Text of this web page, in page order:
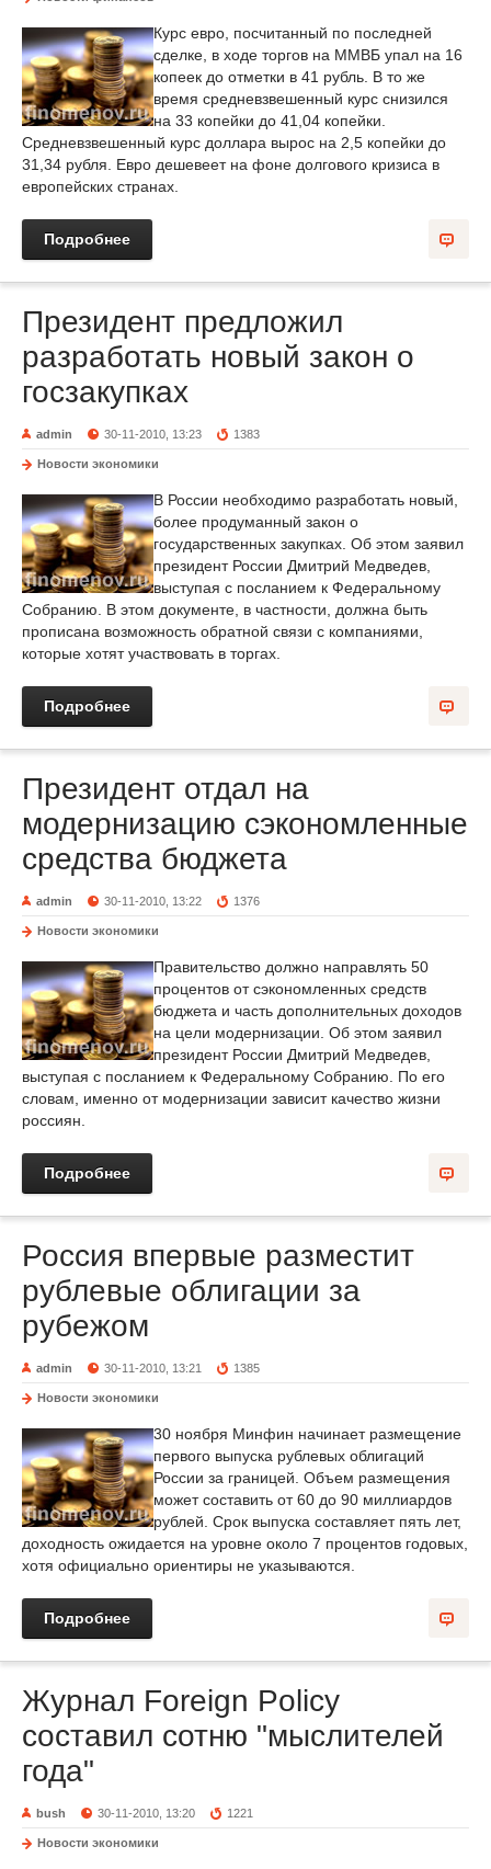
Курс евро, посчитанный по последней
сделке, в ходе торгов на ММВБ упал на 16
копеек до отметки в 41 рубль. В то же
время средневзвешенный курс снизился
на 33 копейки до 41,04 копейки.
Средневзвешенный курс доллара вырос на 2,5 копейки до
31,34 рубля. Евро дешевеет на фоне долгового кризиса в
европейских странах.
Подробнее
Президент предложил
разработать новый закон о
госзакупках
admin 30-11-2010, 13:23 1383
Новости экономики
В России необходимо разработать новый,
более продуманный закон о
государственных закупках. Об этом заявил
президент России Дмитрий Медведев,
выступая с посланием к Федеральному
Собранию. В этом документе, в частности, должна быть
прописана возможность обратной связи с компаниями,
которые хотят участвовать в торгах.
Подробнее
Президент отдал на
модернизацию сэкономленные
средства бюджета
admin 30-11-2010, 13:22 1376
Новости экономики
Правительство должно направлять 50
процентов от сэкономленных средств
бюджета и часть дополнительных доходов
на цели модернизации. Об этом заявил
президент России Дмитрий Медведев,
выступая с посланием к Федеральному Собранию. По его
словам, именно от модернизации зависит качество жизни
россиян.
Подробнее
Россия впервые разместит
рублевые облигации за
рубежом
admin 30-11-2010, 13:21 1385
Новости экономики
30 ноября Минфин начинает размещение
первого выпуска рублевых облигаций
России за границей. Объем размещения
может составить от 60 до 90 миллиардов
рублей. Срок выпуска составляет пять лет,
доходность ожидается на уровне около 7 процентов годовых,
хотя официально ориентиры не указываются.
Подробнее
Журнал Foreign Policy
составил сотню "мыслителей
года"
bush 30-11-2010, 13:20 1221
Новости экономики